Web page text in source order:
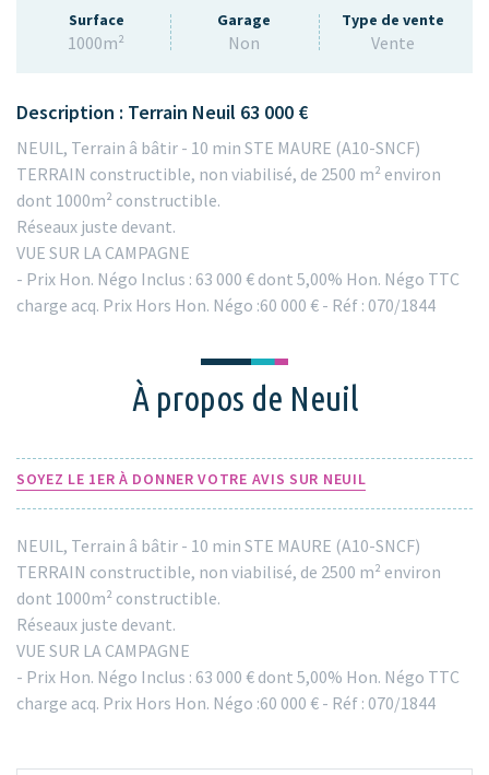
Surface
1000m²
Garage
Non
Type de vente
Vente
Description : Terrain Neuil 63 000 €
NEUIL, Terrain â bâtir - 10 min STE MAURE (A10-SNCF)
TERRAIN constructible, non viabilisé, de 2500 m² environ
dont 1000m² constructible.
Réseaux juste devant.
VUE SUR LA CAMPAGNE
- Prix Hon. Négo Inclus : 63 000 € dont 5,00% Hon. Négo TTC
charge acq. Prix Hors Hon. Négo :60 000 € - Réf : 070/1844
À propos de Neuil
SOYEZ LE 1ER À DONNER VOTRE AVIS SUR NEUIL
NEUIL, Terrain â bâtir - 10 min STE MAURE (A10-SNCF)
TERRAIN constructible, non viabilisé, de 2500 m² environ
dont 1000m² constructible.
Réseaux juste devant.
VUE SUR LA CAMPAGNE
- Prix Hon. Négo Inclus : 63 000 € dont 5,00% Hon. Négo TTC
charge acq. Prix Hors Hon. Négo :60 000 € - Réf : 070/1844